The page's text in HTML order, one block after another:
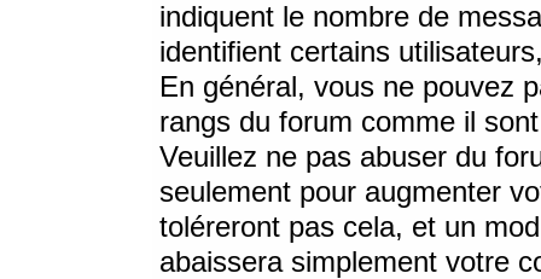
indiquent le nombre de
identifient certains
En général, vous ne pouvez
rangs du forum comme il
Veuillez ne pas abuser du
seulement pour augmenter
toléreront pas cela, et un
abaissera simplement votre